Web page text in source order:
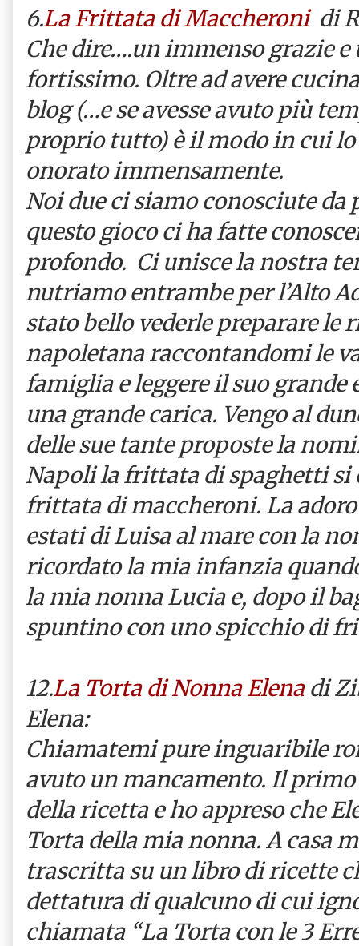
6.La Frittata di Maccheronidi
Che dire….un immenso grazie
fortissimo. Oltre ad avere
blog (…e se avesse avuto più
proprio tutto) è il modo in cui
onorato immensamente.
Noi due ci siamo conosciute da
questo gioco ci ha fatte
profondo. Ci unisce la nostra
nutriamo entrambe per l’Alto
stato bello vederle preparare le
napoletana raccontandomi le
famiglia e leggere il suo grande
una grande carica. Vengo al
delle sue tante proposte la
Napoli la frittata di spaghetti si
frittata di maccheroni. La
estati di Luisa al mare con la
ricordato la mia infanzia
la mia nonna Lucia e, dopo il
spuntino con uno spicchio di
12.La Torta di Nonna Elenadi
Elena:
Chiamatemi pure inguaribile
avuto un mancamento. Il
della ricetta e ho appreso che
Torta della mia nonna. A casa
trascritta su un libro di ricette
dettatura di qualcuno di cui
chiamata “La Torta con le 3